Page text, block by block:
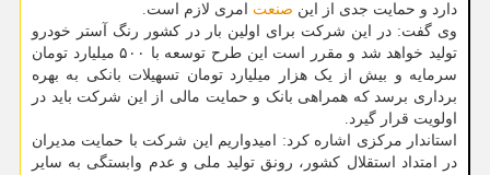
دارد و حمایت جدی از این صنعت امری لازم است.
وی گفت: در این شرکت برای اولین بار در کشور رنگ آستر خودرو
تولید خواهد شد و مقرر است این طرح توسعه با ۵۰۰ میلیارد تومان
سرمایه و بیش از یک هزار میلیارد تومان تسهیلات بانکی به بهره
برداری برسد که همراهی بانک و حمایت مالی از این شرکت باید در
اولویت قرار گیرد.
استاندار مرکزی اشاره کرد: امیدواریم این شرکت با حمایت مدیران
در امتداد استقلال کشور، رونق تولید ملی و عدم وابستگی به سایر